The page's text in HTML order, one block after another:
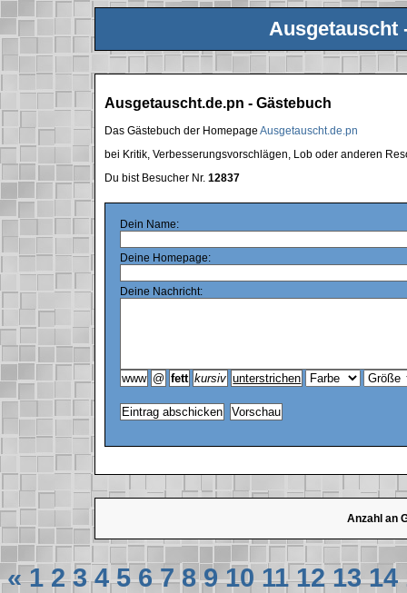
Ausgetauscht
Ausgetauscht.de.pn - Gästebuch
Das Gästebuch der HomepageAusgetauscht.de.pn
bei Kritik, Verbesserungsvorschlägen, Lob oder anderen
Du bist Besucher Nr.12837
Dein Name:
Deine Homepage:
Deine Nachricht:
Anzahl an
« 1 2 3 4 5 6 7 8 9 10 11 12 13 14